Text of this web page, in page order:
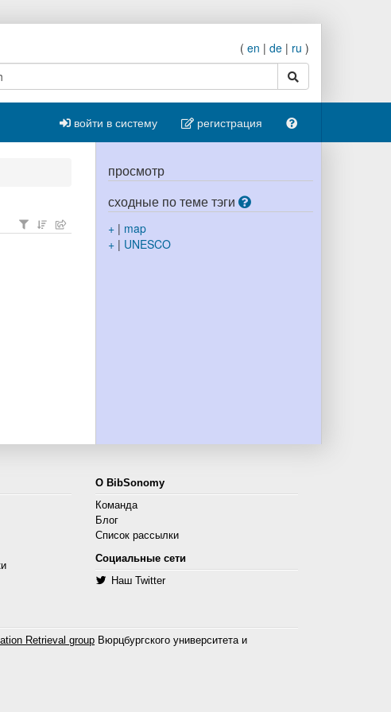
( en | de | ru )
поиск
войти в систему регистрация
просмотр
сходные по теме тэги
+| map
+| UNESCO
О BibSonomy
Команда
Блог
Список рассылки
Социальные сети
Наш Twitter
Retrieval group Вюрцбургского университета и